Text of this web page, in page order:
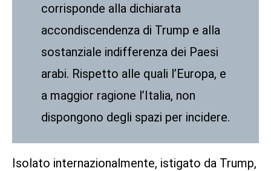
corrisponde alla dichiarata
accondiscendenza di Trump e alla
sostanziale indifferenza dei Paesi
arabi. Rispetto alle quali l’Europa, e
a maggior ragione l’Italia, non
dispongono degli spazi per incidere.
Isolato internazionalmente, istigato da Trump,